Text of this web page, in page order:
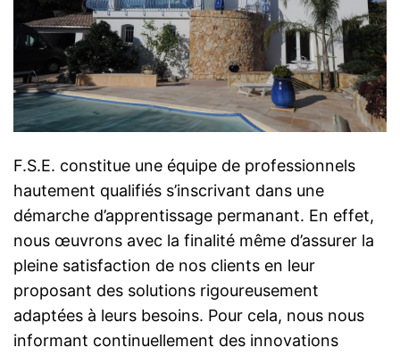
F.S.E. constitue une équipe de professionnels
hautement qualifiés s’inscrivant dans une
démarche d’apprentissage permanant. En effet,
nous œuvrons avec la finalité même d’assurer la
pleine satisfaction de nos clients en leur
proposant des solutions rigoureusement
adaptées à leurs besoins. Pour cela, nous nous
informant continuellement des innovations